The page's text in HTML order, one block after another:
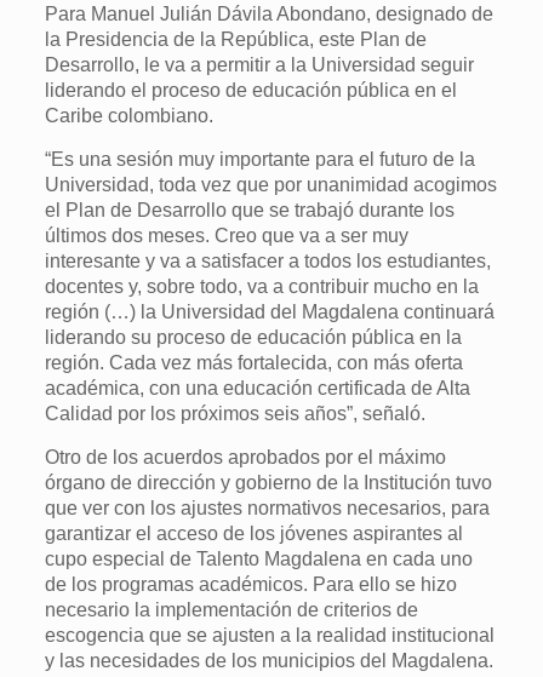
Para Manuel Julián Dávila Abondano, designado de
la Presidencia de la República, este Plan de
Desarrollo, le va a permitir a la Universidad seguir
liderando el proceso de educación pública en el
Caribe colombiano.
“Es una sesión muy importante para el futuro de la
Universidad, toda vez que por unanimidad acogimos
el Plan de Desarrollo que se trabajó durante los
últimos dos meses. Creo que va a ser muy
interesante y va a satisfacer a todos los estudiantes,
docentes y, sobre todo, va a contribuir mucho en la
región (…) la Universidad del Magdalena continuará
liderando su proceso de educación pública en la
región. Cada vez más fortalecida, con más oferta
académica, con una educación certificada de Alta
Calidad por los próximos seis años”, señaló.
Otro de los acuerdos aprobados por el máximo
órgano de dirección y gobierno de la Institución tuvo
que ver con los ajustes normativos necesarios, para
garantizar el acceso de los jóvenes aspirantes al
cupo especial de Talento Magdalena en cada uno
de los programas académicos. Para ello se hizo
necesario la implementación de criterios de
escogencia que se ajusten a la realidad institucional
y las necesidades de los municipios del Magdalena.